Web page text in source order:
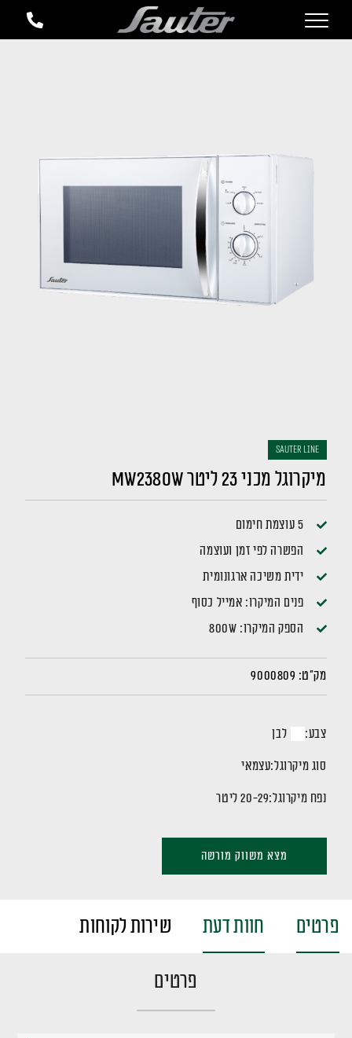
sauter LINE
מיקרוגל מכני 23 ליטר MW2380W
5 עוצמת חימום
הפשרה לפי זמן ועוצמה
ידית משיכה ארגונומית
פנים המיקרו: אמייל כסוף
הספק המיקרו: 800W
מק"ט: 9000809
צבע: לבן
סוג מיקרוגל:עצמאי
נפח מיקרוגל:20-29 ליטר
מצא משווק מורשה
פרטים חוות דעת שירות לקוחות
פרטים